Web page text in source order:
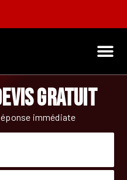
gratuit
immédiate